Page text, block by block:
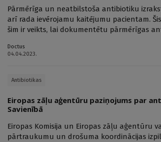
Pārmērīga un neatbilstoša antibiotiku
arī rada ievērojamu kaitējumu pacientam.
šim ir veikts, lai dokumentētu pārmērīgas
Doctus
04.04.2023.
Antibiotikas
Eiropas zāļu aģentūru paziņojums par
Savienībā
Eiropas Komisija un Eiropas zāļu aģentūru
pārtraukumu un drošuma koordinācijas